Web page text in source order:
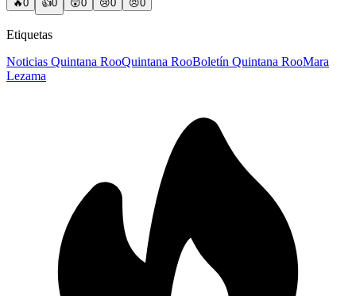
🔥0 👍0 😲0 😢0 😠0
Etiquetas
Noticias Quintana RooQuintana RooBoletín Quintana RooMara
Lezama